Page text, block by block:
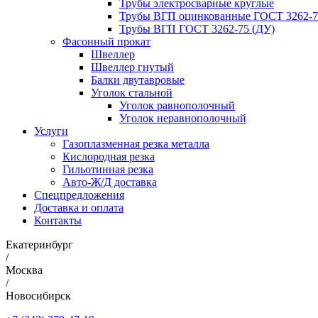
Трубы электросварные круглые
Трубы ВГП оцинкованные ГОСТ 3262-
Трубы ВГП ГОСТ 3262-75 (ДУ)
Фасонный прокат
Швеллер
Швеллер гнутый
Балки двутавровые
Уголок стальной
Уголок равнополочный
Уголок неравнополочный
Услуги
Газоплазменная резка металла
Кислородная резка
Гильотинная резка
Авто-Ж/Д доставка
Спецпредложения
Доставка и оплата
Контакты
Екатеринбург
/
Москва
/
Новосибирск